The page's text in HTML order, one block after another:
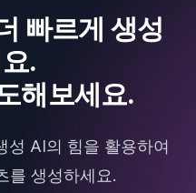
빠르게 생성
.
해보세요.
성 AI의 힘을 활용하여
를 생성하세요.